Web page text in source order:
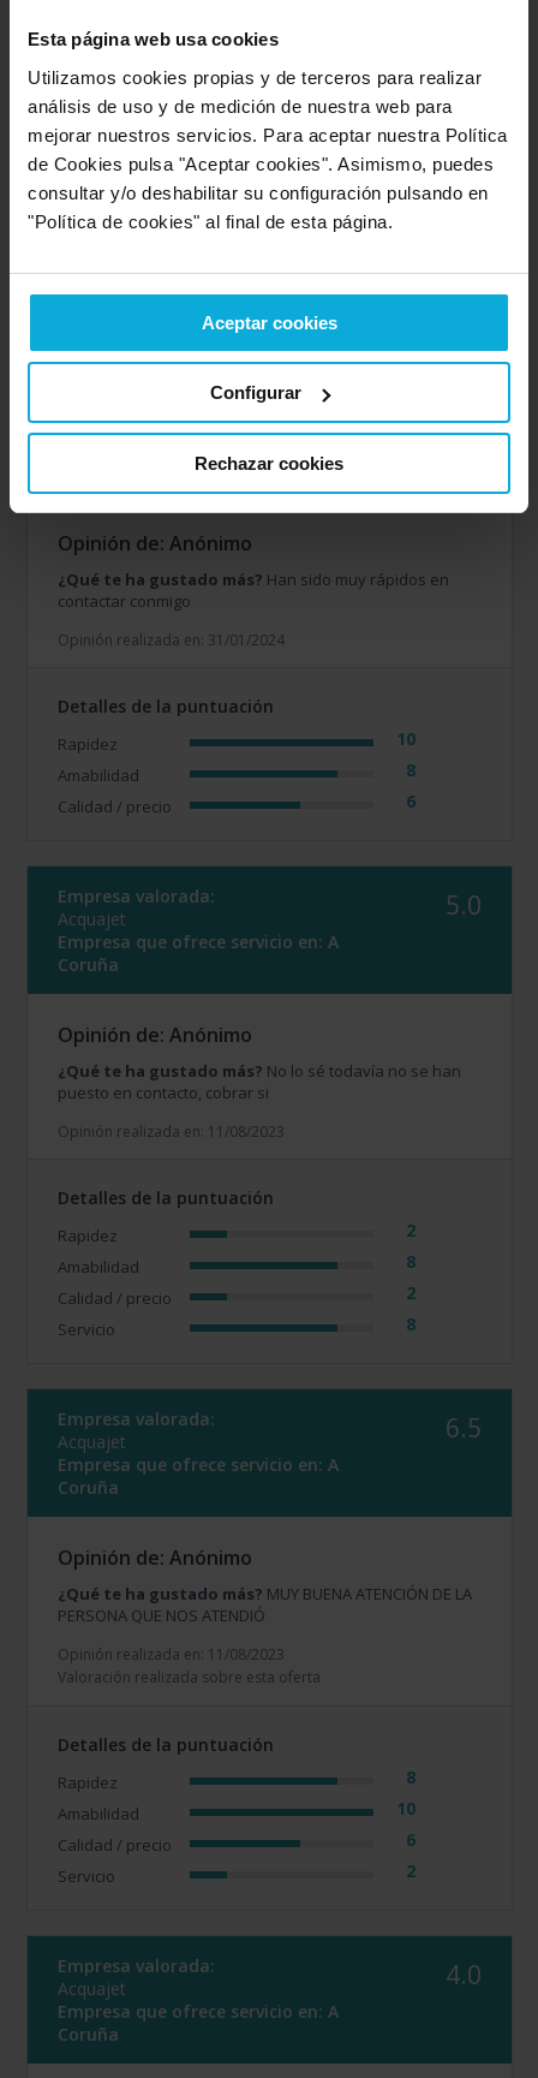
Esta página web usa cookies
Utilizamos cookies propias y de terceros para realizar
análisis de uso y de medición de nuestra web para
mejorar nuestros servicios. Para aceptar nuestra Política
de Cookies pulsa "Aceptar cookies". Asimismo, puedes
consultar y/o deshabilitar su configuración pulsando en
"Política de cookies" al final de esta página.
Aceptar cookies
Configurar
Rechazar cookies
Opinión de: Anónimo
¿Qué te ha gustado más?Calidad-precio
Opinión realizada en: 23/02/2024
Detalles de la puntuación
10
Empresa valorada:
Acquajet
8.0
Opinión de: Anónimo
¿Qué te ha gustado más? Han sido muy rápidos en
contactar conmigo
Opinión realizada en: 31/01/2024
Detalles de la puntuación
Rapidez 10
Amabilidad 8
Calidad / precio 6
Empresa valorada:
Acquajet
Empresa que ofrece servicio en:A
Coruña
5.0
Opinión de: Anónimo
¿Qué te ha gustado más? No lo sé todavía no se han
puesto en contacto, cobrar si
Opinión realizada en: 11/08/2023
Detalles de la puntuación
Rapidez 2
Amabilidad 8
Calidad / precio 2
Servicio 8
Empresa valorada:
Acquajet
Empresa que ofrece servicio en:A
Coruña
6.5
Opinión de: Anónimo
¿Qué te ha gustado más? MUY BUENA ATENCIÓN DE LA
PERSONA QUE NOS ATENDIÓ
Opinión realizada en: 11/08/2023
Valoración realizada sobre esta oferta
Detalles de la puntuación
Rapidez 8
Amabilidad 10
Calidad / precio 6
Servicio 2
Empresa valorada:
Acquajet
Empresa que ofrece servicio en:A
Coruña
4.0